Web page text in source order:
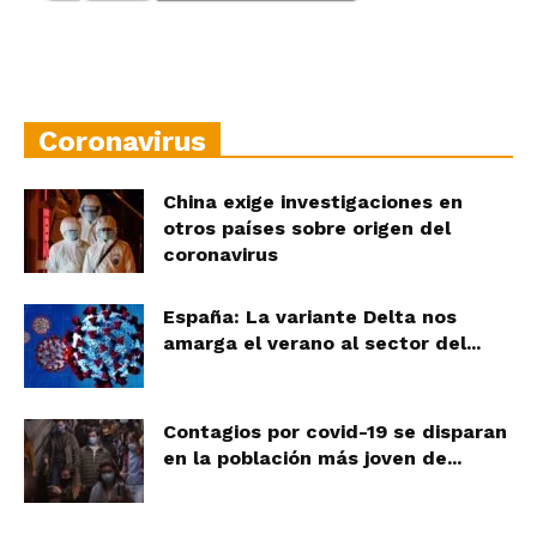
Coronavirus
China exige investigaciones en
otros países sobre origen del
coronavirus
España: La variante Delta nos
amarga el verano al sector del...
Contagios por covid-19 se disparan
en la población más joven de...